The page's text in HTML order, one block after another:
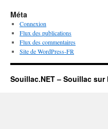
Méta
Connexion
Flux des publications
Flux des commentaires
Site de WordPress-FR
Souillac.NET – Souillac